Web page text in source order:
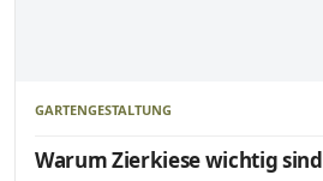
GARTENGESTALTUNG
Warum Zierkiese wichtig sind